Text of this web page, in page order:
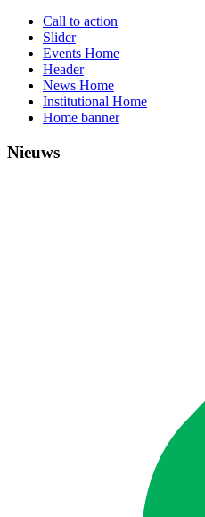
Call to action
Slider
Events Home
Header
News Home
Institutional Home
Home banner
Nieuws